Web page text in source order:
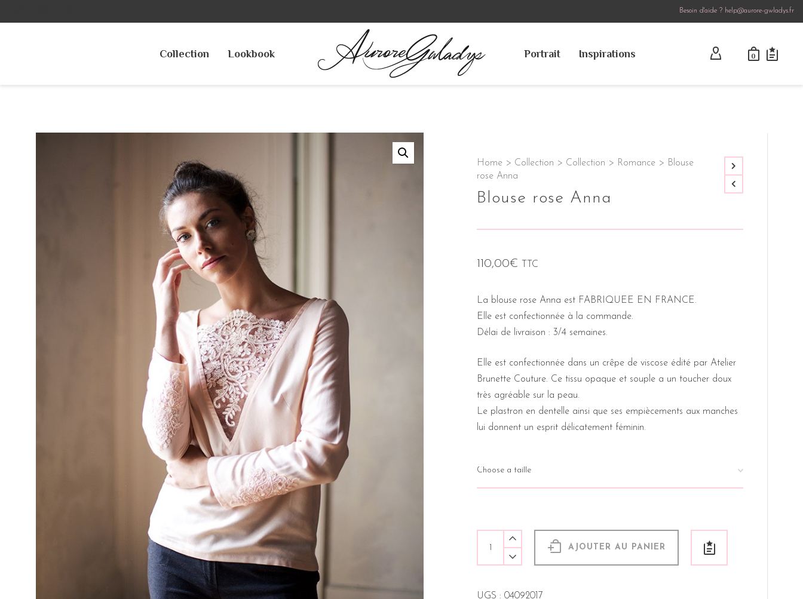
Besoin d'aide ? help@aurore-gwladys.fr
Collection Lookbook Portrait Inspirations 0
Home > Collection > Collection > Romance > Blouse
rose Anna
Blouse rose Anna
110,00€ TTC
La blouse rose Anna est FABRIQUEE EN FRANCE.
Elle est confectionnée à la commande.
Délai de livraison : 3/4 semaines.
Elle est confectionnée dans un crêpe de viscose édité par Atelier
Brunette Couture. Ce tissu opaque et souple a un toucher doux
très agréable sur la peau.
Le plastron en dentelle ainsi que ses empiècements aux manches
lui donnent un esprit délicatement féminin.
AJOUTER AU PANIER
UGS : 04092017